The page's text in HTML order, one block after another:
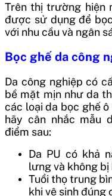
Trên thị trường hiện
được sử dụng để
với nhu cầu và ngân
Bọc ghế da công
Da công nghiệp có
bề mặt mịn như da
các loại da bọc ghế
hãy cân nhắc mẫu
điểm sau:
Da PU có khả
lưng và không bị
Tuổi thọ trung
khi vệ sinh đúng